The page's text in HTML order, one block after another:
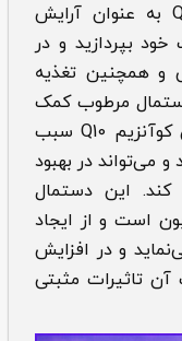
کمک این دستمال مرطوب مدل Q10 به عنوان آرایش
بپردازید و در
و همچنین تغذیه
مرطوب کمک
کنید. این محصول به دلیل دارا بودن کوآنزیم Q10 سبب
می‌تواند در بهبود
این دستمال
است و از ایجاد
و در افزایش
تاثیرات مثبتی